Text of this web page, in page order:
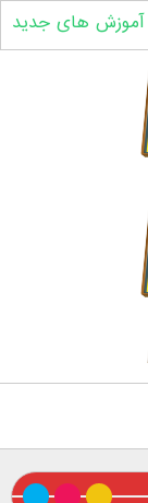
آموزش های جدید